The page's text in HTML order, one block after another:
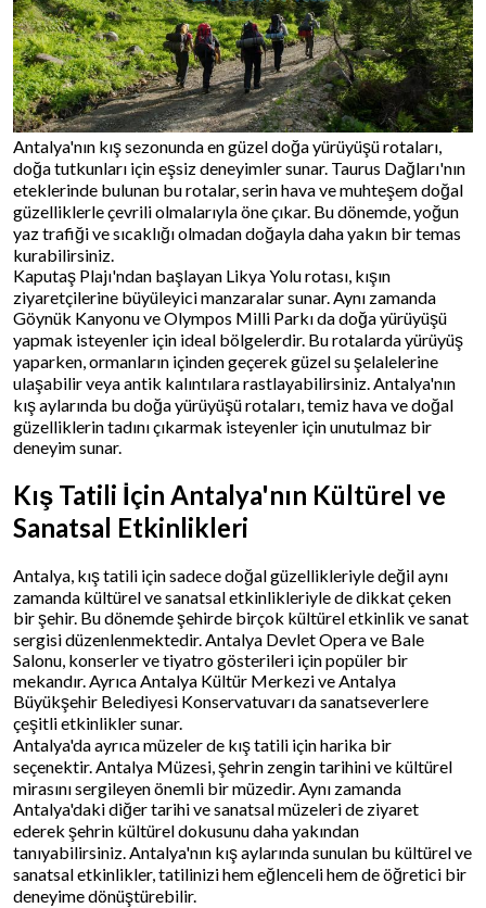
Antalya'nın kış sezonunda en güzel doğa yürüyüşü rotaları,
doğa tutkunları için eşsiz deneyimler sunar. Taurus Dağları'nın
eteklerinde bulunan bu rotalar, serin hava ve muhteşem doğal
güzelliklerle çevrili olmalarıyla öne çıkar. Bu dönemde, yoğun
yaz trafiği ve sıcaklığı olmadan doğayla daha yakın bir temas
kurabilirsiniz.
Kaputaş Plajı'ndan başlayan Likya Yolu rotası, kışın
ziyaretçilerine büyüleyici manzaralar sunar. Aynı zamanda
Göynük Kanyonu ve Olympos Milli Parkı da doğa yürüyüşü
yapmak isteyenler için ideal bölgelerdir. Bu rotalarda yürüyüş
yaparken, ormanların içinden geçerek güzel su şelalelerine
ulaşabilir veya antik kalıntılara rastlayabilirsiniz. Antalya'nın
kış aylarında bu doğa yürüyüşü rotaları, temiz hava ve doğal
güzelliklerin tadını çıkarmak isteyenler için unutulmaz bir
deneyim sunar.
Kış Tatili İçin Antalya'nın Kültürel ve
Sanatsal Etkinlikleri
Antalya, kış tatili için sadece doğal güzellikleriyle değil aynı
zamanda kültürel ve sanatsal etkinlikleriyle de dikkat çeken
bir şehir. Bu dönemde şehirde birçok kültürel etkinlik ve sanat
sergisi düzenlenmektedir. Antalya Devlet Opera ve Bale
Salonu, konserler ve tiyatro gösterileri için popüler bir
mekandır. Ayrıca Antalya Kültür Merkezi ve Antalya
Büyükşehir Belediyesi Konservatuvarı da sanatseverlere
çeşitli etkinlikler sunar.
Antalya'da ayrıca müzeler de kış tatili için harika bir
seçenektir. Antalya Müzesi, şehrin zengin tarihini ve kültürel
mirasını sergileyen önemli bir müzedir. Aynı zamanda
Antalya'daki diğer tarihi ve sanatsal müzeleri de ziyaret
ederek şehrin kültürel dokusunu daha yakından
tanıyabilirsiniz. Antalya'nın kış aylarında sunulan bu kültürel ve
sanatsal etkinlikler, tatilinizi hem eğlenceli hem de öğretici bir
deneyime dönüştürebilir.